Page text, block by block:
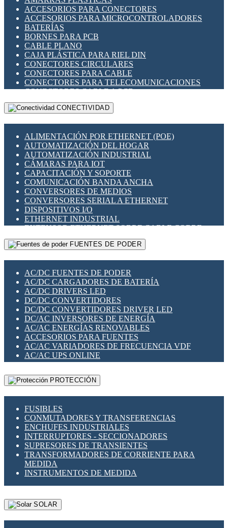
INDICADORES PARA PANEL
INTERFACES DE RELÉ
INTERRUPTORES FIN DE CARRERA
LLAVES CONMUTADORAS
MEDIDORES DE ENERGÍA Y TC'S DE CORRIENTE
MOTORES PASO A PASO
PANTALLAS HMI
PLC -CONTROLADORES LÓGICO PROGRAMABLES
PROGRAMADORES DE HORARIO
RELÉS DE PROTECCIÓN
SENSORES CAPACITIVOS
SENSORES INDUCTIVOS
TEMPORIZADORES
VARIACS
VARIADORES DE FRECUENCIA [VDF]
SECCIONADORES - INTERRUPTORES
MAQUINARIA
ACCESORIOS PARA CONECTORES
ACCESORIOS PARA MICROCONTROLADORES
BATERÍAS
BORNES PARA PCB
CABLE PLANO
CAJA PLÁSTICA PARA RIEL DIN
CONECTORES CIRCULARES
CONECTORES PARA CABLE
CONECTORES PARA TELECOMUNICACIONES
CONECTORES CABLE A PCB
CONECTORES PCB A CABLE
DIP SWITCHES
HERRAMIENTAS VARIAS
ILUMINACIÓN LED
INTERRUPTORES REED
INTERFACES DE RELÉ
OTROS RELÉS
PROTECCIÓN TÉRMICA
RELÉS AUTOMOTRICES
RELÉS DE SEÑAL
RELÉS DE ESTADO SÓLIDO SSR
RELÉS INDUSTRIALES
RELÉS MINIATURA DE POTENCIA
SENSORES MAGNÉTICOS
SWITCH Y MICROSWITCH
TARJETAS PI
UNIÓN Y DERIVACIÓN DE CABLE
CONECTIVIDAD
ALIMENTACIÓN POR ETHERNET (POE)
AUTOMATIZACIÓN DEL HOGAR
AUTOMATIZACIÓN INDUSTRIAL
CÁMARAS PARA IOT
CAPACITACIÓN Y SOPORTE
COMUNICACIÓN BANDA ANCHA
CONVERSORES DE MEDIOS
CONVERSORES SERIAL A ETHERNET
DISPOSITIVOS I/O
ETHERNET INDUSTRIAL
EXTENSOR ETHERNET SOBRE CABLE COBRE
GATEWAY LORAWAN
GESTIÓN DE REDES
PLACAS MODULARES IOT
SWITCHES Y REDES WIFI
SOLUCIONES IOT
SOLUCIONES LORAWAN
SOLUCIONES RED CELULAR
SEGURIDAD PARA REDES
SWITCHES LAN
TELEFONÍA IP (VOIP)
VIGILANCIA IP (CCTV)
MESHTASTIC
FUENTES DE PODER
AC/DC FUENTES DE PODER
AC/DC CARGADORES DE BATERÍA
AC/DC DRIVERS LED
DC/DC CONVERTIDORES
DC/DC CONVERTIDORES DRIVER LED
DC/AC INVERSORES DE ENERGÍA
AC/AC ENERGÍAS RENOVABLES
ACCESORIOS PARA FUENTES
AC/AC VARIADORES DE FRECUENCIA VDF
AC/AC UPS ONLINE
PROTECCIÓN
FUSIBLES
CONMUTADORES Y TRANSFERENCIAS
ENCHUFES INDUSTRIALES
INTERRUPTORES - SECCIONADORES
SUPRESORES DE TRANSIENTES
TRANSFORMADORES DE CORRIENTE PARA
MEDIDA
INSTRUMENTOS DE MEDIDA
SOLAR